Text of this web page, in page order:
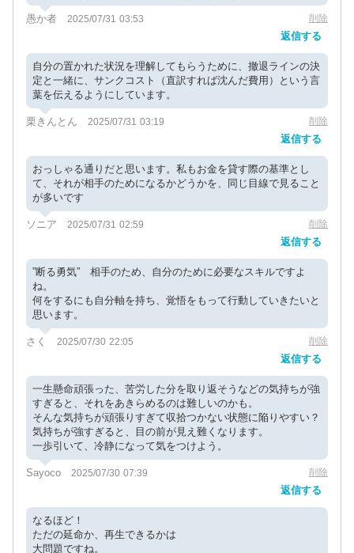
愚か者 2025/07/31 03:53 削除
返信する
自分の置かれた状況を理解してもらうために、撤退ラインの決
定と一緒に、サンクコスト（直訳すれば沈んだ費用）という言
葉を伝えるようにしています。
栗きんとん 2025/07/31 03:19 削除
返信する
おっしゃる通りだと思います。私もお金を貸す際の基準とし
て、それが相手のためになるかどうかを、同じ目線で見ること
が多いです
ソニア 2025/07/31 02:59 削除
返信する
”断る勇気” 相手のため、自分のために必要なスキルですよ
ね。
何をするにも自分軸を持ち、覚悟をもって行動していきたいと
思います。
さく 2025/07/30 22:05 削除
返信する
一生懸命頑張った、苦労した分を取り返そうなどの気持ちが強
すぎると、それをあきらめるのは難しいのかも。
そんな気持ちが頑張りすぎて収拾つかない状態に陥りやすい？
気持ちが強すぎると、目の前が見え難くなります。
一歩引いて、冷静になって気をつけよう。
Sayoco 2025/07/30 07:39 削除
返信する
なるほど！
ただの延命か、再生できるかは
大問題ですね。